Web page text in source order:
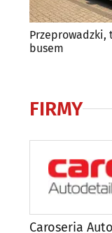
Przeprowadzki,
busem
FIRMY
Caroseria